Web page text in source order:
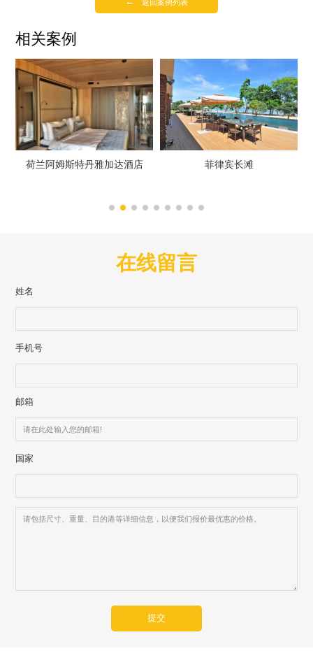
返回案例列表
相关案例
菲律宾长滩 香港恒商大学
在线留言
姓名
手机号
邮箱
国家
提交